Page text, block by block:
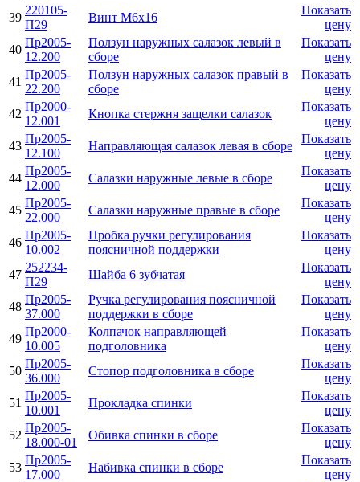
39
220105-
П29
Винт М6х16
Показать
цену
40
Пр2005-
12.200
Ползун наружных салазок левый в
сборе
Показать
цену
41
Пр2005-
22.200
Ползун наружных салазок правый в
сборе
Показать
цену
42
Пр2000-
12.001
Кнопка стержня защелки салазок
Показать
цену
43
Пр2005-
12.100
Направляющая салазок левая в сборе
Показать
цену
44
Пр2005-
12.000
Салазки наружные левые в сборе
Показать
цену
45
Пр2005-
22.000
Салазки наружные правые в сборе
Показать
цену
46
Пр2005-
10.002
Пробка ручки регулирования
поясничной поддержки
Показать
цену
47
252234-
П29
Шайба 6 зубчатая
Показать
цену
48
Пр2005-
37.000
Ручка регулирования поясничной
поддержки в сборе
Показать
цену
49
Пр2000-
10.005
Колпачок направляющей
подголовника
Показать
цену
50
Пр2005-
36.000
Стопор подголовника в сборе
Показать
цену
51
Пр2005-
10.001
Прокладка спинки
Показать
цену
52
Пр2005-
18.000-01
Обивка спинки в сборе
Показать
цену
53
Пр2005-
17.000
Набивка спинки в сборе
Показать
цену